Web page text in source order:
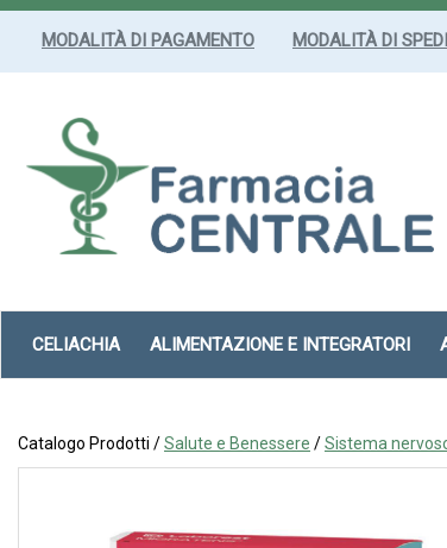
Passa
MODALITÀ DI PAGAMENTO MODALITÀ DI
CELIACHIA ALIMENTAZIONE E INTEGRATORI
Catalogo Prodotti /Salute e Benessere /Sistema